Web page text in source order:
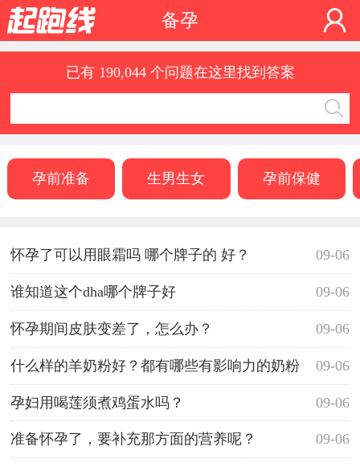
备孕
已有 190,044 个问题在这里找到答案
孕前准备 生男生女 孕前保健
09-06
怀孕了可以用眼霜吗 哪个牌子的 好？
09-06
谁知道这个dha哪个牌子好
09-06
怀孕期间皮肤变差了，怎么办？
09-06
什么样的羊奶粉好？都有哪些有影响力的奶粉
啊？ 09-06
孕妇用喝莲须煮鸡蛋水吗？
09-06
准备怀孕了，要补充那方面的营养呢？